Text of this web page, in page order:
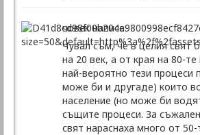
човек написа:
Чувал съм, че в целия свят
на 20 век, а от края на 80-
най-вероятно тези процеси
може би и другаде) които
население (но може би
същите процеси. За
свят нараснаха много от